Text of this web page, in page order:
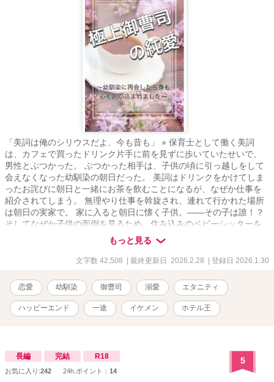
「美詞は俺のシリウスだよ、今も昔も」 ⭐︎ 保育士として働く美詞
は、カフェで買ったドリンク片手に前を見ずに歩いていたせいで、
男性とぶつかった。 ぶつかった相手は、子供の頃に引っ越しをして
会えなくなった幼馴染の朝日だった。 美詞はドリンクをかけてしま
ったお詫びに朝日と一緒にお茶を飲むことになるが、なぜか仕事を
紹介されてしまう。 無理やり仕事を斡旋され、連れて行かれた場所
は朝日の実家で。 家に入ると朝日に懐く子供。――その子は誰！？
そしてなぜか子供の面倒を見るため、住み込みのベビーシッターを
任されてしまう。 ⭐︎ 天河 美詞（あまかわみこと）（28）
amakawa mikoto 元家具屋の令嬢で音羽家のナニー 音羽 朝日（お
とわあさひ）（28） otowa asahi 音羽財閥御曹司でハーフ 五つ星ホ
二人。 偶然の再会から一転、彼の一途な愛が溢れだす――。 ※他サ
イトで公開している作品に追加・修正を加えて掲載しています。 タ
イトルも微妙に変更しています。
もっと見る
文字数 42,508 | 最終更新日 2026.2.28 | 登録日 2026.1.30
恋愛 幼馴染 御曹司 溺愛 エタニティ
ハッピーエンド 一途 イケメン ホテル王
長編 完結 R18
お気に入り:242 24h.ポイント： 14
5